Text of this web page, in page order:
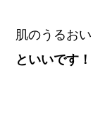
肌のうるお
といいです！